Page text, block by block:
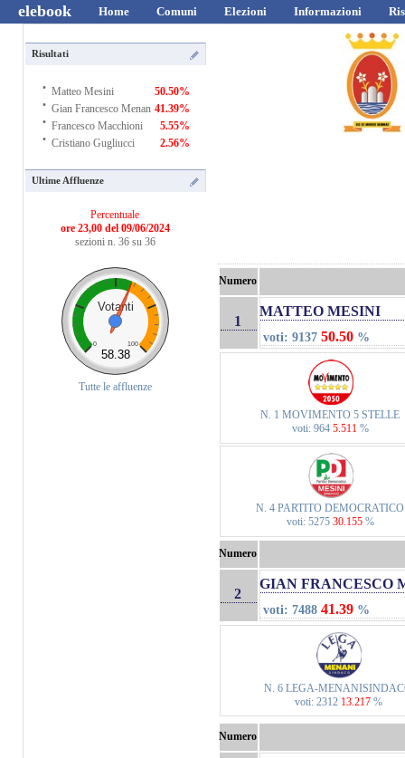
elebook Home Comuni Elezioni Informazioni
Risultati
· Matteo Mesini 50.50%
· Gian Francesco Menan 41.39%
· Francesco Macchioni 5.55%
· Cristiano Gugliucci 2.56%
Ultime Affluenze
Percentuale
ore 23,00 del 09/06/2024
sezioni n. 36 su 36
Votanti
0 100
58.38
Tutte le affluenze
Numero
1
MATTEO MESINI
voti: 913750.50 %
N. 1 MOVIMENTO 5 STELLE
voti: 964 5.511 %
N. 4 PARTITO DEMOCRATICO
voti: 5275 30.155 %
Numero
2
GIAN FRANCESCO
voti: 748841.39 %
N. 6 LEGA-
voti: 2312 13.217 %
Numero